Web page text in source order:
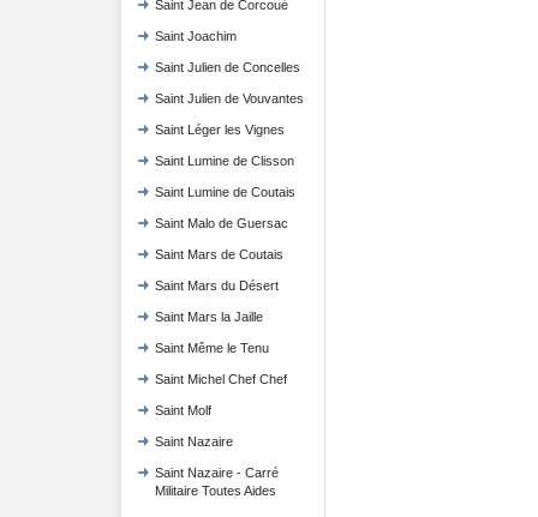
Saint Jean de Corcoué
Saint Joachim
Saint Julien de Concelles
Saint Julien de Vouvantes
Saint Léger les Vignes
Saint Lumine de Clisson
Saint Lumine de Coutais
Saint Malo de Guersac
Saint Mars de Coutais
Saint Mars du Désert
Saint Mars la Jaille
Saint Même le Tenu
Saint Michel Chef Chef
Saint Molf
Saint Nazaire
Saint Nazaire - Carré
Militaire Toutes Aides